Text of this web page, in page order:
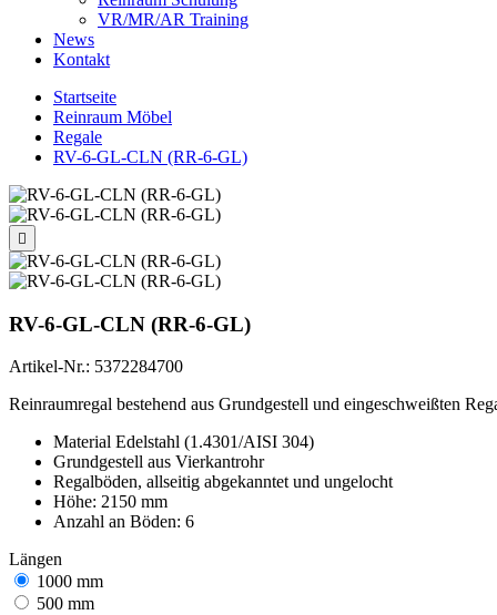
VR/MR/AR Training
News
Kontakt
Startseite
Reinraum Möbel
Regale
RV-6-GL-CLN (RR-6-GL)

RV-6-GL-CLN (RR-6-GL)
Artikel-Nr.: 5372284700
Reinraumregal bestehend aus Grundgestell und eingeschweißten
Material Edelstahl (1.4301/AISI 304)
Grundgestell aus Vierkantrohr
Regalböden, allseitig abgekanntet und ungelocht
Höhe: 2150 mm
Anzahl an Böden: 6
Längen
1000 mm
500 mm